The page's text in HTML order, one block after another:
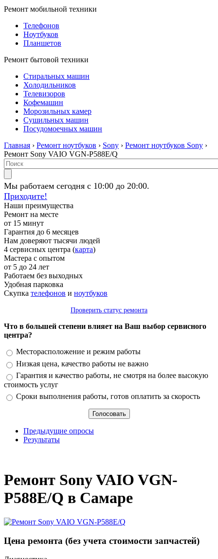
Ремонт мобильной техники
Телефонов
Ноутбуков
Планшетов
Ремонт бытовой техники
Стиральных машин
Холодильников
Телевизоров
Кофемашин
Морозильных камер
Сушильных машин
Посудомоечных машин
Главная › Ремонт ноутбуков › Sony › Ремонт ноутбуков Sony ›
Ремонт Sony VAIO VGN-P588E/Q
Мы работаем сегодня с 10:00 до 20:00.
Приходите!
Наши преимущества
Ремонт на месте
от 15 минут
Гарантия до 6 месяцев
Нам доверяют тысячи людей
4 сервисных центра (карта)
Мастера с опытом
от 5 до 24 лет
Работаем без выходных
Удобная парковка
Скупка телефонов и ноутбуков
Проверить статус ремонта
Что в большей степени влияет на Ваш выбор сервисного
центра?
Варианты
Месторасположение и режим работы
Низкая цена, качество работы не важно
Гарантия и качество работы, не смотря на более высокую
стоимость услуг
Сроки выполнения работы, готов оплатить за скорость
Предыдущие опросы
Результаты
Ремонт Sony VAIO VGN-
P588E/Q в Самаре
Цена ремонта (без учета стоимости запчастей)